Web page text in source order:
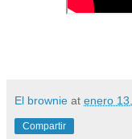
El brownie at enero
Compartir